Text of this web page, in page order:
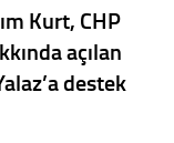
Kurt, CHP
açılan
destek